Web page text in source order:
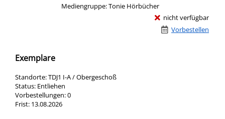
Mediengruppe:Tonie Hörbücher
nicht verfügbar
Vorbestellen
Exemplare
Standorte:TDJ1 I-A / Obergeschoß
Status: Entliehen
Vorbestellungen:0
Frist: 13.08.2026